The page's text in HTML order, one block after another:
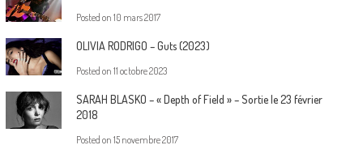
Posted on 10 mars 2017
OLIVIA RODRIGO – Guts (2023)
Posted on 11 octobre 2023
SARAH BLASKO – « Depth of Field » – Sortie le 23 février
2018
Posted on 15 novembre 2017